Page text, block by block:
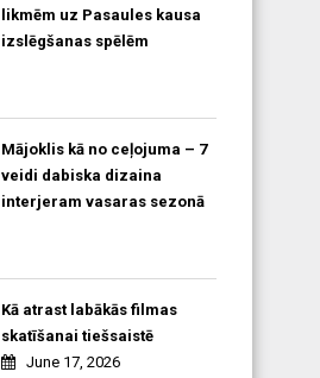
likmēm uz Pasaules kausa
izslēgšanas spēlēm
Mājoklis kā no ceļojuma – 7
veidi dabiska dizaina
interjeram vasaras sezonā
Kā atrast labākās filmas
skatīšanai tiešsaistē
June 17, 2026